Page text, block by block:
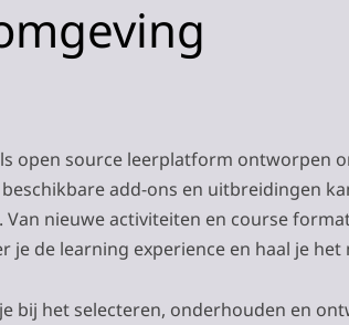
open source leerplatform ontworpen
add-ons en uitbreidingen
Van nieuwe activiteiten en course
je de learning experience en haal je
bij het selecteren, onderhouden en